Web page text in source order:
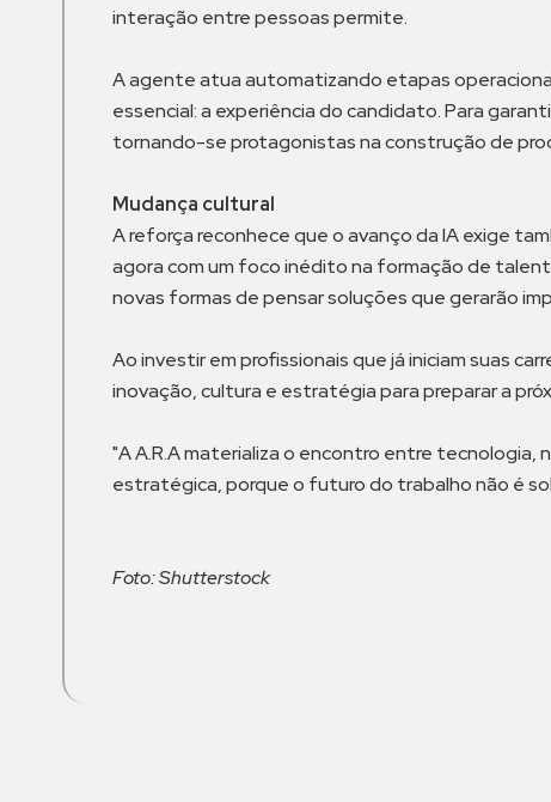
interação entre pessoas permite.
A agente atua automatizando etapas
essencial: a experiência do candidato. Para
tornando-se protagonistas na construção de
Mudança cultural
A reforça reconhece que o avanço da IA exige
agora com um foco inédito na formação de
novas formas de pensar soluções que gerarão
Ao investir em profissionais que já iniciam suas
inovação, cultura e estratégia para preparar a
"A A.R.A materializa o encontro entre tecnologia,
estratégica, porque o futuro do trabalho não é
Foto: Shutterstock